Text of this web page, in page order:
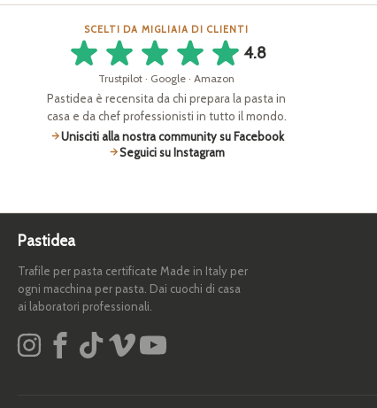
SCELTI DA MIGLIAIA DI CLIENTI
4.8
Trustpilot · Google · Amazon
Pastidea è recensita da chi prepara la pasta in
casa e da chef professionisti in tutto il mondo.
Unisciti alla nostra community su Facebook
Seguici su Instagram
Pastidea
Trafile per pasta certificate Made in Italy per
ogni macchina per pasta. Dai cuochi di casa
ai laboratori professionali.